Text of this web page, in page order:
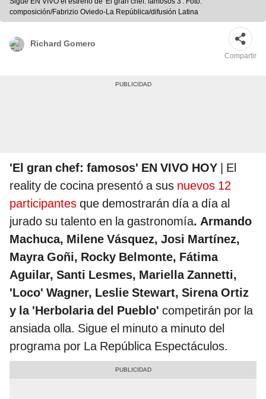
composición/Fabrizio Oviedo-La República/difusión Latina
Richard Gomero
Compartir
'El gran chef: famosos' EN VIVO HOY | El
reality de cocina presentó a sus nuevos 12
participantes que demostrarán día a día al
jurado su talento en la gastronomía. Armando
Machuca, Milene Vásquez, Josi Martínez,
Mayra Goñi, Rocky Belmonte, Fátima
Aguilar, Santi Lesmes, Mariella Zannetti,
'Loco' Wagner, Leslie Stewart, Sirena Ortiz
y la 'Herbolaria del Pueblo' competirán por la
ansiada olla. Sigue el minuto a minuto del
programa por La República Espectáculos.